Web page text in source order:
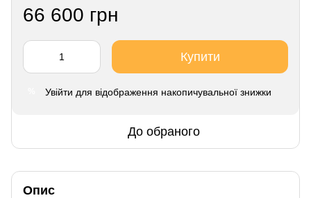
66 600 грн
Купити
Увійти для відображення накопичувальної знижки
До обраного
Опис